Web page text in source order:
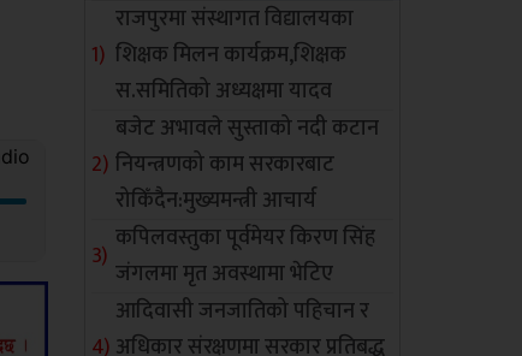
राजपुरमा संस्थागत विद्यालयका
शिक्षक मिलन कार्यक्रम,शिक्षक
स.समितिको अध्यक्षमा यादव
बजेट अभावले सुस्ताको नदी कटान
नियन्त्रणको काम सरकारबाट
रोकिँदैन:मुख्यमन्त्री आचार्य
कपिलवस्तुका पूर्वमेयर किरण सिंह
जंगलमा मृत अवस्थामा भेटिए
आदिवासी जनजातिको पहिचान र
अधिकार संरक्षणमा सरकार प्रतिबद्ध